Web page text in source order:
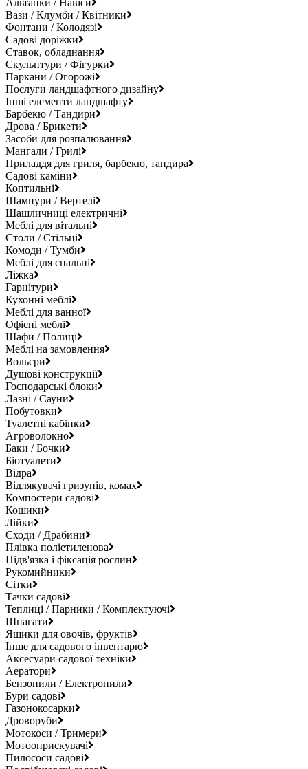
Вази / Клумби / Квітники
Фонтани / Колодязі
Садові доріжки
Ставок, обладнання
Скульптури / Фігурки
Паркани / Огорожі
Послуги ландшафтного дизайну
Інші елементи ландшафту
Барбекю / Тандири
Дрова / Брикети
Засоби для розпалювання
Мангали / Грилі
Приладдя для гриля, барбекю, тандира
Садові каміни
Коптильні
Шампури / Вертелі
Шашличниці електричні
Меблі для вітальні
Столи / Стільці
Комоди / Тумби
Меблі для спальні
Ліжка
Гарнітури
Кухонні меблі
Меблі для ванної
Офісні меблі
Шафи / Полиці
Меблі на замовлення
Вольєри
Душові конструкції
Господарські блоки
Лазні / Сауни
Побутовки
Туалетні кабінки
Агроволокно
Баки / Бочки
Біотуалети
Відра
Відлякувачі гризунів, комах
Компостери садові
Кошики
Лійки
Сходи / Драбини
Плівка поліетиленова
Підв'язка і фіксація рослин
Рукомийники
Сітки
Тачки садові
Теплиці / Парники / Комплектуючі
Шпагати
Ящики для овочів, фруктів
Інше для садового інвентарю
Аксесуари садової техніки
Аератори
Бензопили / Електропили
Бури садові
Газонокосарки
Дроворуби
Мотокоси / Тримери
Мотооприскувачі
Пилососи садові